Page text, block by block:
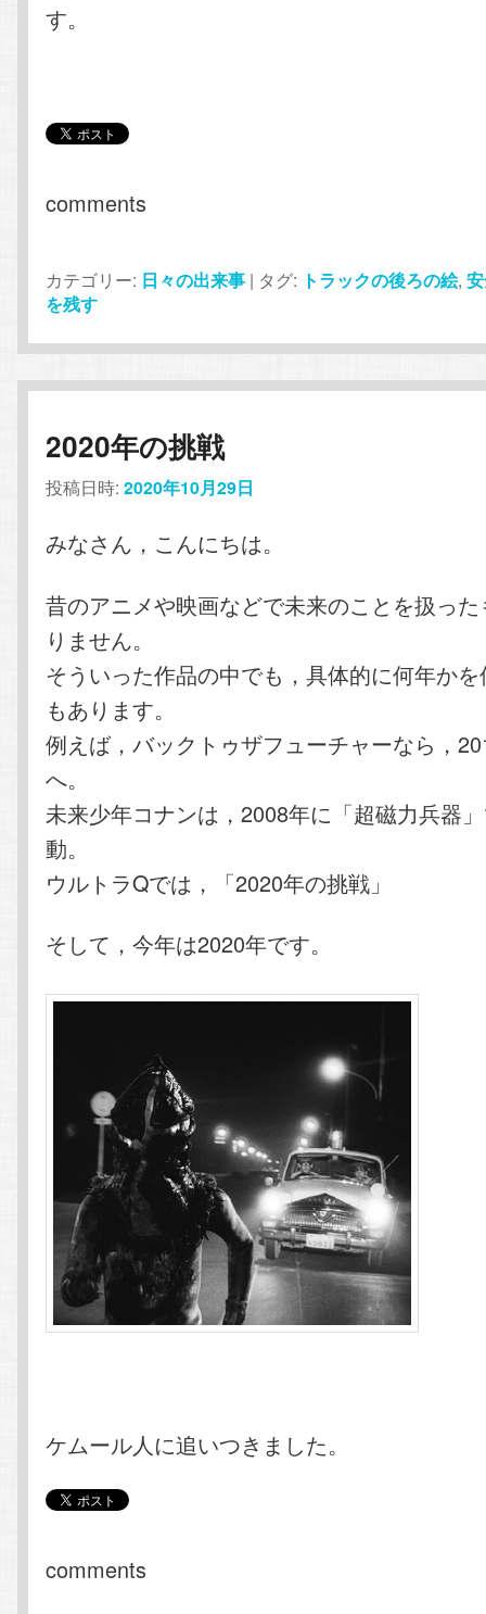
す。
comments
カテゴリー: 日々の出来事 | タグ: トラックの後ろの絵,
を残す
2020年の挑戦
投稿日時:2020年10月29日
みなさん，こんにちは。
昔のアニメや映画などで未来のことを扱っ
りません。
そういった作品の中でも，具体的に何年か
もあります。
例えば，バックトゥザフューチャーなら，
へ。
未来少年コナンは，2008年に「超磁力兵器
動。
ウルトラQでは，「2020年の挑戦」
そして，今年は2020年です。
ケムール人に追いつきました。
comments